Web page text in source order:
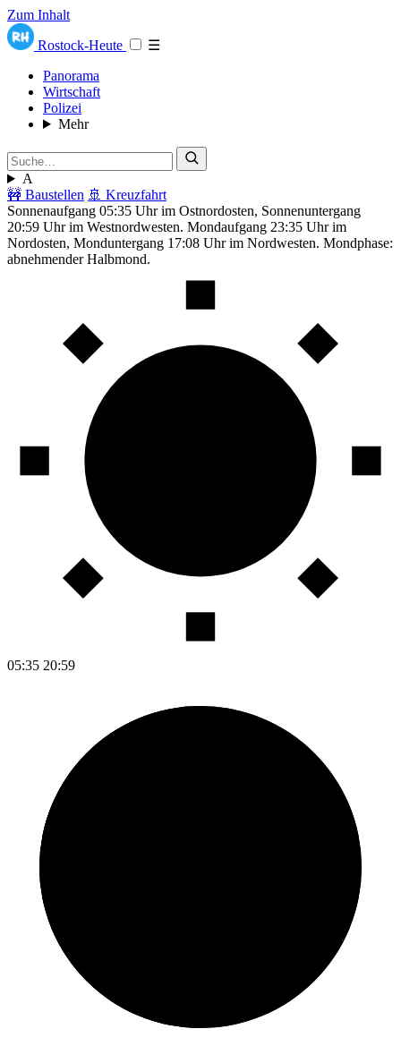
Zum Inhalt
Rostock-Heute
☰
Panorama
Wirtschaft
Polizei
Mehr
A
🚧 Baustellen 🚢 Kreuzfahrt
Sonnenaufgang 05:35 Uhr im Ostnordosten, Sonnenuntergang
20:59 Uhr im Westnordwesten. Mondaufgang 23:35 Uhr im
Nordosten, Monduntergang 17:08 Uhr im Nordwesten. Mondphase:
abnehmender Halbmond.
05:35 20:59